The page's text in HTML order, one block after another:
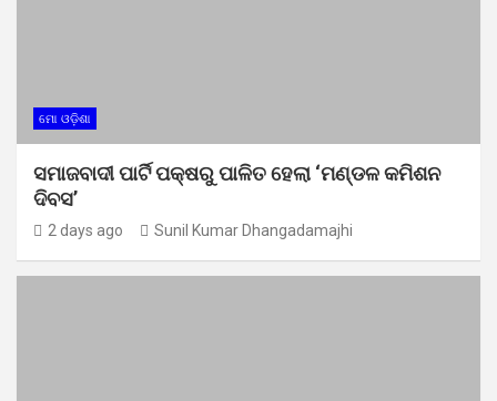
ମୋ ଓଡ଼ିଶା
ସମାଜବାଦୀ ପାର୍ଟି ପକ୍ଷରୁ ପାଳିତ ହେଲା ‘ମଣ୍ଡଳ କମିଶନ
ଦିବସ’
2 days ago Sunil Kumar Dhangadamajhi